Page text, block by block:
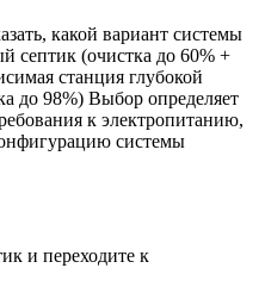
какой вариант системы
септик (очистка до 60% +
станция глубокой
до 98%) Выбор определяет
к электропитанию,
системы
и переходите к